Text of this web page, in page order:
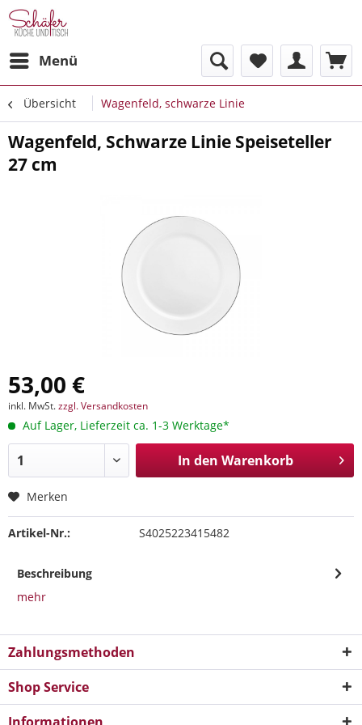
Menü
Übersicht Wagenfeld, schwarze Linie
Wagenfeld, Schwarze Linie Speiseteller
27 cm
53,00 €
inkl. MwSt.zzgl. Versandkosten
Auf Lager, Lieferzeit ca. 1-3 Werktage*
In den Warenkorb
Merken
Artikel-Nr.: S4025223415482
Beschreibung
mehr
Zahlungsmethoden
Shop Service